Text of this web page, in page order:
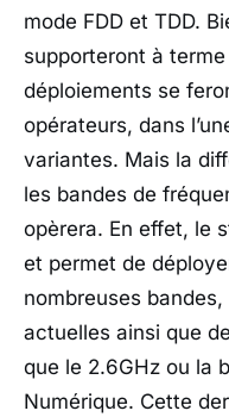
mode FDD et TDD.
supporteront à
déploiements se
opérateurs, dans
variantes. Mais la
les bandes de
opèrera. En effet, le
et permet de
nombreuses
actuelles ainsi que
que le 2.6GHz ou la
Numérique. Cette